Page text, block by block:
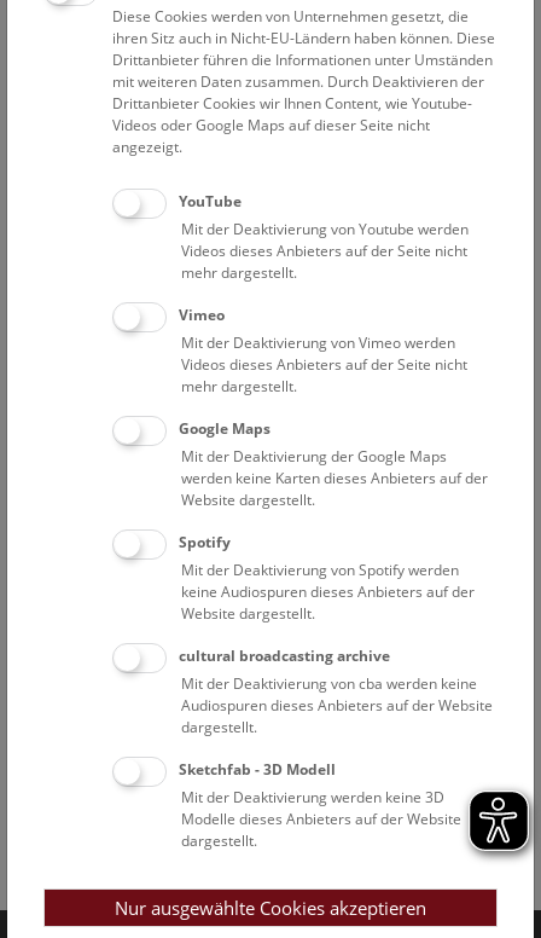
23. Juli 2024
Bisher keine Ergebnisse. Dienstags ist das NHM Wien
in der Regel geschlossen. Ausnahmen finden sie
Eine Nacht im Museum
Diese Cookies werden von Unternehmen gesetzt, die
ihren Sitz auch in Nicht-EU-Ländern haben können. Diese
Drittanbieter führen die Informationen unter Umständen
mit weiteren Daten zusammen. Durch Deaktivieren der
Drittanbieter Cookies wir Ihnen Content, wie Youtube-
Videos oder Google Maps auf dieser Seite nicht
angezeigt.
YouTube
Mit der Deaktivierung von Youtube werden
Videos dieses Anbieters auf der Seite nicht
mehr dargestellt.
Vimeo
Mit der Deaktivierung von Vimeo werden
Videos dieses Anbieters auf der Seite nicht
mehr dargestellt.
Google Maps
Mit der Deaktivierung der Google Maps
werden keine Karten dieses Anbieters auf der
Website dargestellt.
Spotify
Mit der Deaktivierung von Spotify werden
keine Audiospuren dieses Anbieters auf der
Website dargestellt.
cultural broadcasting archive
Mit der Deaktivierung von cba werden keine
Audiospuren dieses Anbieters auf der Website
dargestellt.
Sketchfab - 3D Modell
Mit der Deaktivierung werden keine 3D
Modelle dieses Anbieters auf der Website
dargestellt.
Nur ausgewählte Cookies akzeptieren